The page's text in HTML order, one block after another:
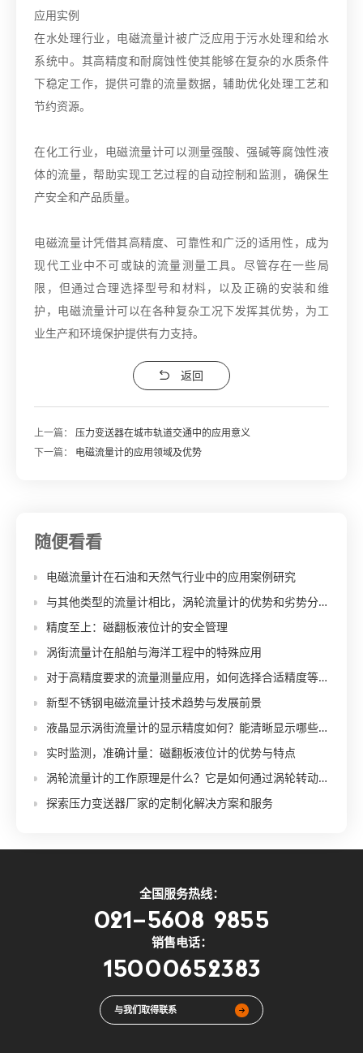
应用实例
在水处理行业，电磁流量计被广泛应用于污水处理和给水
系统中。其高精度和耐腐蚀性使其能够在复杂的水质条件
下稳定工作，提供可靠的流量数据，辅助优化处理工艺和
节约资源。
在化工行业，电磁流量计可以测量强酸、强碱等腐蚀性液
体的流量，帮助实现工艺过程的自动控制和监测，确保生
产安全和产品质量。
电磁流量计凭借其高精度、可靠性和广泛的适用性，成为
现代工业中不可或缺的流量测量工具。尽管存在一些局
限，但通过合理选择型号和材料，以及正确的安装和维
护，电磁流量计可以在各种复杂工况下发挥其优势，为工
业生产和环境保护提供有力支持。
返回
上一篇：压力变送器在城市轨道交通中的应用意义
下一篇： 电磁流量计的应用领域及优势
随便看看
电磁流量计在石油和天然气行业中的应用案例研究
与其他类型的流量计相比，涡轮流量计的优势和劣势分别是什么？
精度至上：磁翻板液位计的安全管理
涡街流量计在船舶与海洋工程中的特殊应用
对于高精度要求的流量测量应用，如何选择合适精度等级的流量积算仪？
新型不锈钢电磁流量计技术趋势与发展前景
液晶显示涡街流量计的显示精度如何？能清晰显示哪些参数？
实时监测，准确计量：磁翻板液位计的优势与特点
涡轮流量计的工作原理是什么？它是如何通过涡轮转动测量流量的？
探索压力变送器厂家的定制化解决方案和服务
全国服务热线：
021-5608 9855
销售电话：
15000652383
与我们取得联系